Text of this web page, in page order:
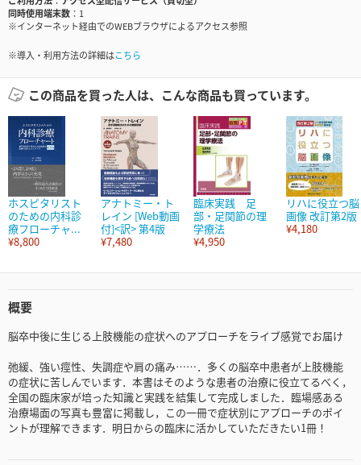
同時使用端末数
1
※インターネット経由でのWEBブラウザによるアクセス参照
※導入・利用方法の詳細はこちら
この商品を買った人は、こんな商品も買っています。
ホスピタリスト
のための内科診
療フローチャ...
¥8,800
アナトミー・ト
レイン [Web動画
付]<訳> 第4版
¥7,480
臨床実践 足
部・足関節の理
学療法
¥4,950
リハに役立つ脳
画像 改訂第2版
¥4,180
概要
脳卒中後に生じる上肢機能の症状へのアプローチをライブ感覚でお届け
弛緩、強い痙性、失調症や肩の痛み……．多くの脳卒中患者が上肢機能
の症状に苦しんでいます．本書はそのような患者の治療に役立てるべく，
全国の臨床家が培った知識と実践を結集して完成しました．臨場感ある
治療場面の写真も豊富に掲載し，この一冊で症状別にアプローチのポイ
ントが理解できます．明日からの臨床に活かしていただきたい1冊！